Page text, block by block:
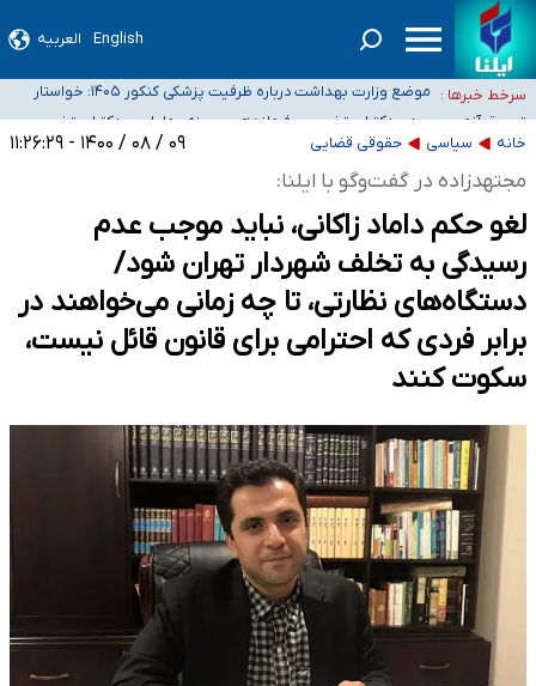
English العربیه
سرخط خبرها :
۴۰ تا ۵۰ روز گرمای نسبی در پیش داریم/ دمای تهران به ۳۸ درجه می‌رسد
موضع وزارت بهداشت درباره ظرفیت پزشکی کنکور ۱۴۰۵: خواستار
اصلاح ظرفیت‌ها هستیم، اما هنوز پاسخ مشخصی نگرفته‌ایم
تعویق آزمون ورودی دکترای تخصصی فرماندهی صحنه عملیات و
دکترای تخصصی جغرافیای نظامی دافوس آجا
خبرنگاران راویان حقیقت با دغدغه نان، مسکن و بیمه
آستانه هشدار
خانه سیاسی حقوقی قضایی ۰۹ / ۰۸ / ۱۴۰۰ - ۱۱:۲۶:۲۹
مجتهدزاده در گفت‌و‌گو با ایلنا:
لغو حکم داماد زاکانی، نباید موجب عدم
رسیدگی به تخلف شهردار تهران شود/
دستگاه‌های نظارتی، تا چه زمانی می‌خواهند در
برابر فردی که احترامی برای قانون قائل نیست،
سکوت کنند